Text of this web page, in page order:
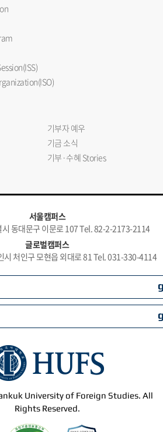
기부자 예우
기금 소식
기부·수혜 Stories
서울캠퍼스
동대문구 이문로 107 Tel. 82-2-2173-2114
글로벌캠퍼스
시 처인구 모현읍 외대로 81 Tel. 031-330-4114
University of Foreign Studies. All
Rights Reserved.